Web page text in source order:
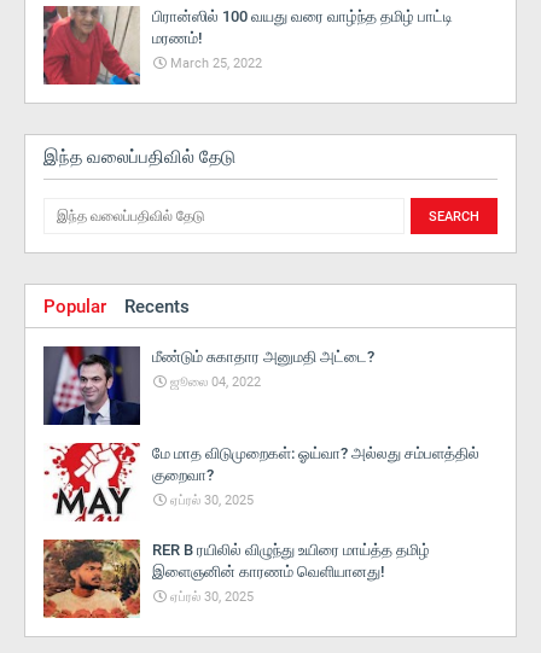
பிரான்ஸில் 100 வயது வரை வாழ்ந்த தமிழ் பாட்டி
மரணம்!
March 25, 2022
இந்த வலைப்பதிவில் தேடு
Popular Recents
மீண்டும் சுகாதார அனுமதி அட்டை?
ஜூலை 04, 2022
மே மாத விடுமுறைகள்: ஓய்வா? அல்லது சம்பளத்தில்
குறைவா?
ஏப்ரல் 30, 2025
RER B ரயிலில் விழுந்து உயிரை மாய்த்த தமிழ்
இளைஞனின் காரணம் வெளியானது!
ஏப்ரல் 30, 2025